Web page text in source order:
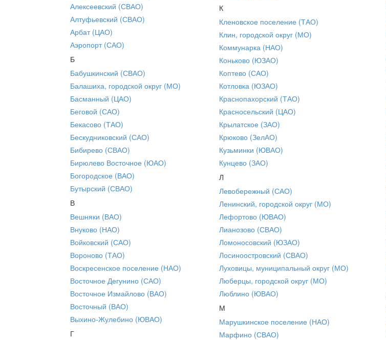
Алексеевский (СВАО)
Алтуфьевский (СВАО)
Арбат (ЦАО)
Аэропорт (САО)
Б
Бабушкинский (СВАО)
Балашиха, городской округ (МО)
Басманный (ЦАО)
Беговой (САО)
Бекасово (ТАО)
Бескудниковский (САО)
Бибирево (СВАО)
Бирюлево Восточное (ЮАО)
Богородское (ВАО)
Бутырский (СВАО)
В
Вешняки (ВАО)
Внуково (НАО)
Войковский (САО)
Вороново (ТАО)
Воскресенское поселение (НАО)
Восточное Дегунино (САО)
Восточное Измайлово (ВАО)
Восточный (ВАО)
Выхино-Жулебино (ЮВАО)
Г
К
Кленовское поселение (ТАО)
Клин, городской округ (МО)
Коммунарка (НАО)
Коньково (ЮЗАО)
Коптево (САО)
Котловка (ЮЗАО)
Краснопахорский (ТАО)
Красносельский (ЦАО)
Крылатское (ЗАО)
Крюково (ЗелАО)
Кузьминки (ЮВАО)
Кунцево (ЗАО)
Л
Левобережный (САО)
Ленинский, городской округ (МО)
Лефортово (ЮВАО)
Лианозово (СВАО)
Ломоносовский (ЮЗАО)
Лосиноостровский (СВАО)
Луховицы, муниципальный округ (МО)
Люберцы, городской округ (МО)
Люблино (ЮВАО)
М
Марушкинское поселение (НАО)
Марфино (СВАО)